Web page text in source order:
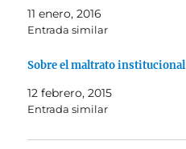
11 enero, 2016
Entrada similar
Sobre el maltrato institucional
12 febrero, 2015
Entrada similar